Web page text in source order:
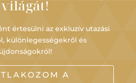
világát!
értesülni az exkluzív utazási
különlegességekről és
újdonságokról!
A